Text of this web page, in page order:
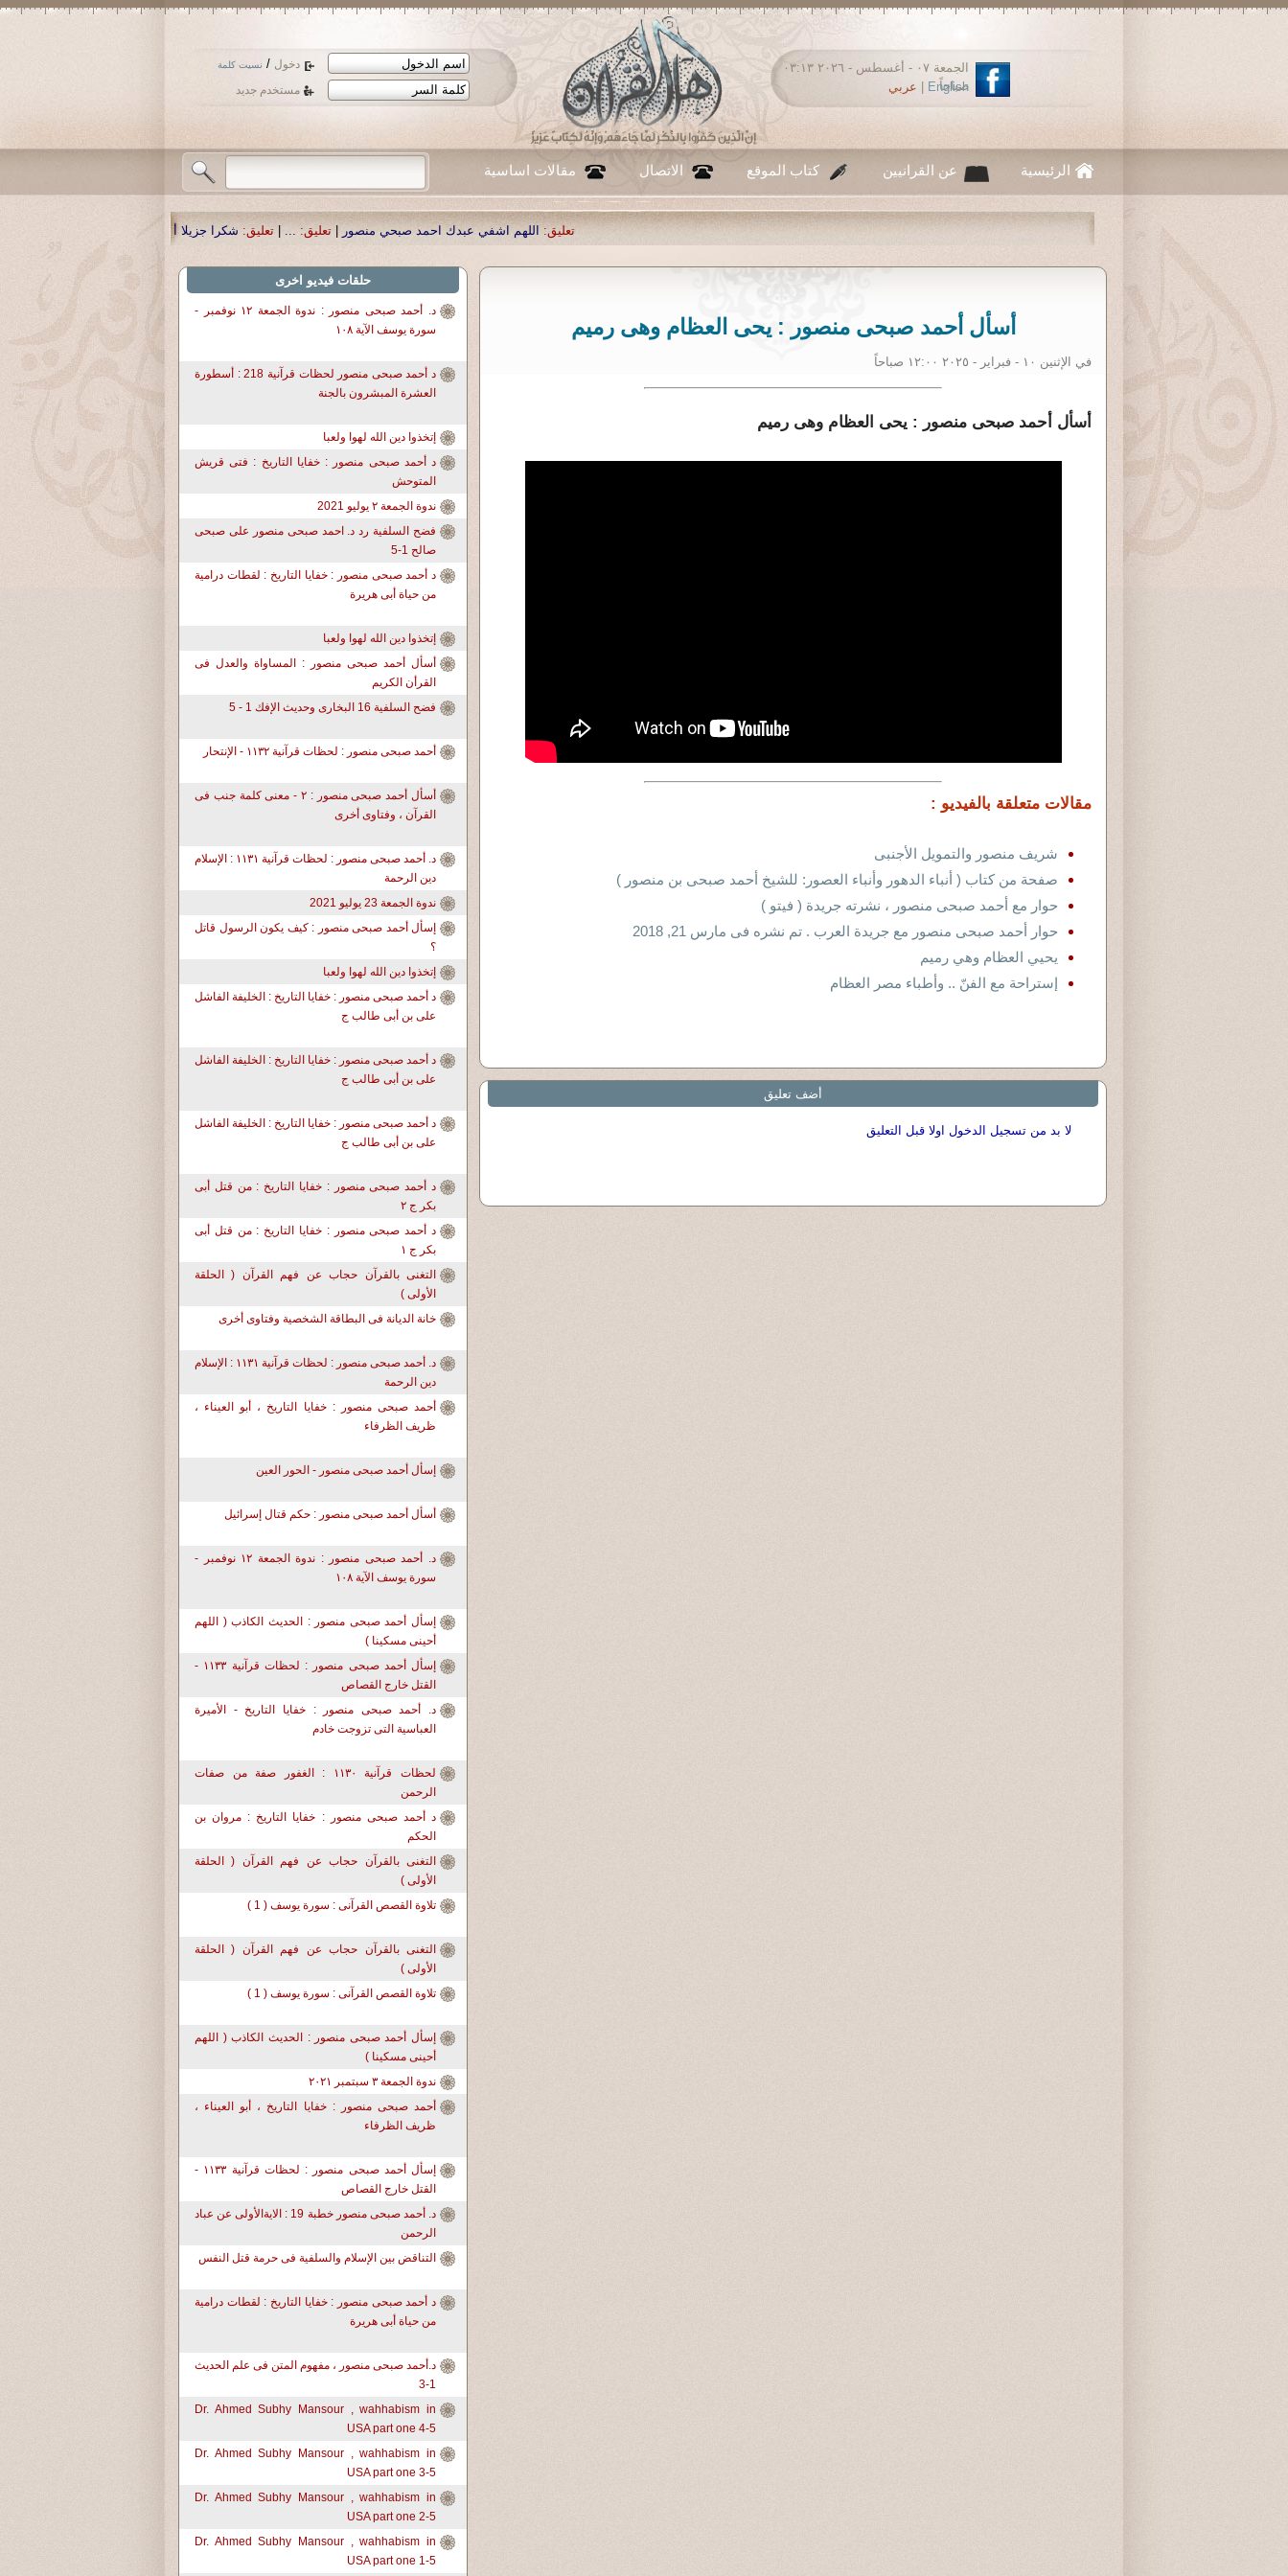
دخول / نسيت كلمة
مستخدم جديد
الجمعة ٠٧ - أغسطس - ٢٠٢٦ ٠٣:١٣
صباحاً
English عربي
الرئيسية عن القرانيين كتاب الموقع الاتصال مقالات اساسية
اللهم اشفي عبدك احمد صبحي منصور |تعليق: ...
| تعليق: شكرا جزيلا أستاذ حمد الحمد .أكرمكم الله . |تعليق:
أسأل أحمد صبحى منصور : يحى العظام وهى رميم
في الإثنين ١٠ - فبراير - ٢٠٢٥ ١٢:٠٠ صباحاً
أسأل أحمد صبحى منصور : يحى العظام وهى رميم
مقالات متعلقة بالفيديو :
شريف منصور والتمويل الأجنبى
صفحة من كتاب ( أنباء الدهور وأنباء العصور: للشيخ أحمد صبحى بن منصور )
حوار مع أحمد صبحى منصور ، نشرته جريدة ( فيتو )
حوار أحمد صبحى منصور مع جريدة العرب . تم نشره فى مارس 21, 2018
يحيي العظام وهي رميم
إستراحة مع الفنّ .. وأطباء مصر العظام
أضف تعليق
لا بد من تسجيل الدخول اولا قبل التعليق
حلقات فيديو اخرى
د. أحمد صبحى منصور : ندوة الجمعة ١٢ نوفمبر -
سورة يوسف الآية ١٠٨
د أحمد صبحى منصور لحظات قرآنية 218 : أسطورة
العشرة المبشرون بالجنة
إتخذوا دين الله لهوا ولعبا
د أحمد صبحى منصور : خفايا التاريخ : فتى قريش
المتوحش
ندوة الجمعة ٢ يوليو 2021
فضح السلفية رد د. احمد صبحى منصور على صبحى
صالح 1-5
د أحمد صبحى منصور : خفايا التاريخ : لقطات درامية
من حياة أبى هريرة
إتخذوا دين الله لهوا ولعبا
أسأل أحمد صبحى منصور : المساواة والعدل فى
القرأن الكريم
فضح السلفية 16 البخارى وحديث الإفك 1 - 5
أحمد صبحى منصور : لحظات قرآنية ١١٣٢ - الإنتحار
أسأل أحمد صبحى منصور : ٢ - معنى كلمة جنب فى
القرآن ، وفتاوى أخرى
د. أحمد صبحى منصور : لحظات قرآنية ١١٣١ : الإسلام
دين الرحمة
ندوة الجمعة 23 يوليو 2021
إسأل أحمد صبحى منصور : كيف يكون الرسول قاتل
؟
إتخذوا دين الله لهوا ولعبا
د أحمد صبحى منصور : خفايا التاريخ : الخليفة الفاشل
على بن أبى طالب ج
د أحمد صبحى منصور : خفايا التاريخ : الخليفة الفاشل
على بن أبى طالب ج
د أحمد صبحى منصور : خفايا التاريخ : الخليفة الفاشل
على بن أبى طالب ج
د أحمد صبحى منصور : خفايا التاريخ : من قتل أبى
بكر ج ٢
د أحمد صبحى منصور : خفايا التاريخ : من قتل أبى
بكر ج ١
التغنى بالقرآن حجاب عن فهم القرآن ( الحلقة
الأولى )
خانة الديانة فى البطاقة الشخصية وفتاوى أخرى
د. أحمد صبحى منصور : لحظات قرآنية ١١٣١ : الإسلام
دين الرحمة
أحمد صبحى منصور : خفايا التاريخ ، أبو العيناء ،
ظريف الظرفاء
إسأل أحمد صبحى منصور - الحور العين
أسأل أحمد صبحى منصور : حكم قتال إسرائيل
د. أحمد صبحى منصور : ندوة الجمعة ١٢ نوفمبر -
سورة يوسف الآية ١٠٨
إسأل أحمد صبحى منصور : الحديث الكاذب ( اللهم
أحينى مسكينا )
إسأل أحمد صبحى منصور : لحظات قرآنية ١١٣٣ -
القتل خارج القصاص
د. أحمد صبحى منصور : خفايا التاريخ - الأميرة
العباسية التى تزوجت خادم
لحظات قرآنية ١١٣٠ : الغفور صفة من صفات
الرحمن
د أحمد صبحى منصور : خفايا التاريخ : مروان بن
الحكم
التغنى بالقرآن حجاب عن فهم القرآن ( الحلقة
الأولى )
تلاوة القصص القرآنى : سورة يوسف ( 1 )
التغنى بالقرآن حجاب عن فهم القرآن ( الحلقة
الأولى )
تلاوة القصص القرآنى : سورة يوسف ( 1 )
إسأل أحمد صبحى منصور : الحديث الكاذب ( اللهم
أحينى مسكينا )
ندوة الجمعة ٣ سبتمبر ٢٠٢١
أحمد صبحى منصور : خفايا التاريخ ، أبو العيناء ،
ظريف الظرفاء
إسأل أحمد صبحى منصور : لحظات قرآنية ١١٣٣ -
القتل خارج القصاص
د. أحمد صبحى منصور خطبة 19 : الايةالأولى عن عباد
الرحمن
التناقض بين الإسلام والسلفية فى حرمة قتل النفس
د أحمد صبحى منصور : خفايا التاريخ : لقطات درامية
من حياة أبى هريرة
د.أحمد صبحى منصور ، مفهوم المتن فى علم الحديث
1-3
Dr. Ahmed Subhy Mansour , wahhabism in
USA part one 4-5
Dr. Ahmed Subhy Mansour , wahhabism in
USA part one 3-5
Dr. Ahmed Subhy Mansour , wahhabism in
USA part one 2-5
Dr. Ahmed Subhy Mansour , wahhabism in
USA part one 1-5